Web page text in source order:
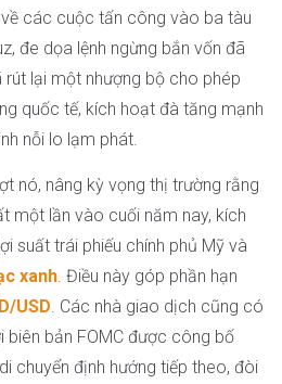
các cuộc tấn công vào ba tàu
đe dọa lệnh ngừng bắn vốn đã
lại một nhượng bộ cho phép
quốc tế, kích hoạt đà tăng mạnh
nỗi lo lạm phát.
nó, nâng kỳ vọng thị trường rằng
một lần vào cuối năm nay, kích
suất trái phiếu chính phủ Mỹ và
xanh. Điều này góp phần hạn
USD. Các nhà giao dịch cũng có
bản FOMC được công bố
chuyển định hướng tiếp theo, đòi